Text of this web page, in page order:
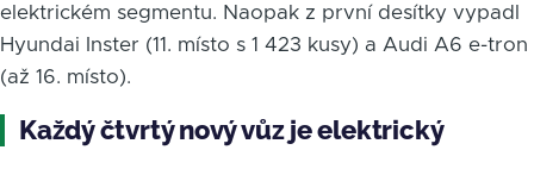
elektrickém segmentu. Naopak z první desítky vypadl
Hyundai Inster (11. místo s 1 423 kusy) a Audi A6 e-tron
(až 16. místo).
Každý čtvrtý nový vůz je elektrický